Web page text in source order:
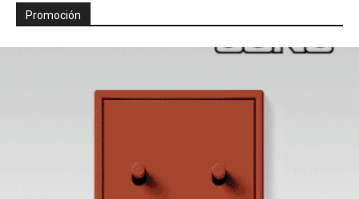
Promoción